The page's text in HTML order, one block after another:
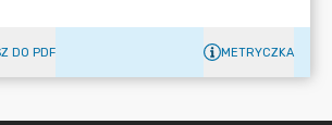
DO PDF METRYCZKA